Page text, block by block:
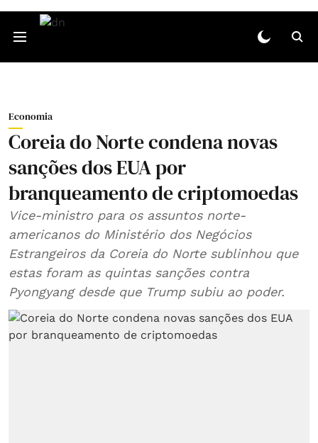
Economia
Coreia do Norte condena novas
sanções dos EUA por
branqueamento de criptomoedas
Vice-ministro para os assuntos norte-
americanos do Ministério dos Negócios
Estrangeiros da Coreia do Norte sublinhou que
estas foram as quintas sanções contra
Pyongyang desde que Trump subiu ao poder.